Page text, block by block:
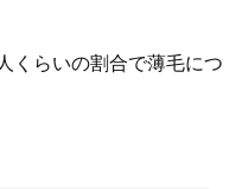
くらいの割合で薄毛につ